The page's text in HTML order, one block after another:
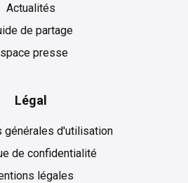
Actualités
de partage
presse
Légal
générales d'utilisation
de confidentialité
légales